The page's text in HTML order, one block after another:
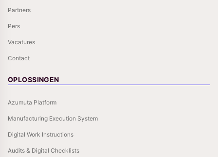
Partners
Pers
Vacatures
Contact
OPLOSSINGEN
Azumuta Platform
Manufacturing Execution System
Digital Work Instructions
Audits & Digital Checklists